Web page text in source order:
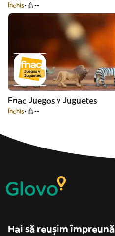
Închis --
Fnac Juegos y Juguetes
Închis --
Hai să reușim împreună